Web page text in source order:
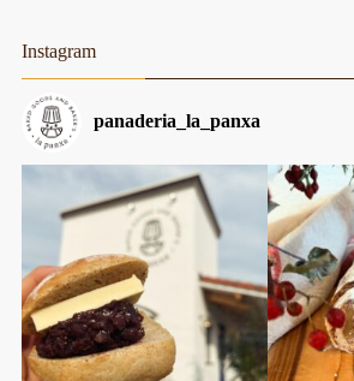
Instagram
panaderia_la_panxa